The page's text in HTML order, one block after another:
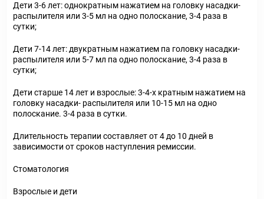
Дети 3-6 лет: однократным нажатием на головку насадки-
распылителя или 3-5 мл на одно полоскание, 3-4 раза в
сутки;
Дети 7-14 лет: двукратным нажатием па головку насадки-
распылителя или 5-7 мл па одно полоскание, 3-4 раза в
сутки;
Дети старше 14 лет и взрослые: 3-4-х кратным нажатием на
головку насадки- распылителя или 10-15 мл на одно
полоскание. 3-4 раза в сутки.
Длительность терапии составляет от 4 до 10 дней в
зависимости от сроков наступления ремиссии.
Стоматология
Взрослые и дети